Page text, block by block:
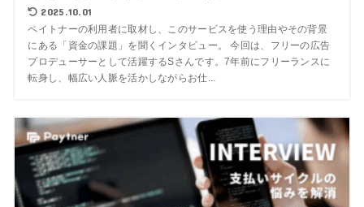
2025.10.01
ペイトナーの利用者に取材し、このサービスを使う理由やその背景
にある「資金の課題」を聞くインタビュー。 今回は、フリーの広告
プロデューサーとして活躍するSさんです。7年前にフリーランスに
転身し、幅広い人脈を活かしながらお仕...